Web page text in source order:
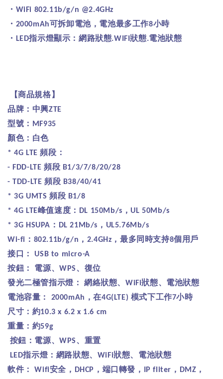
・ WiFi 802.11b/g/n @2.4GHz
・ 2000mAh可拆卸電池，電池最多工作8小時
・
LED指示燈顯示：網路狀態.WIFI狀態.電池狀態
【商品規格】
品牌：中興ZTE
型號： MF935
顏色：白色
* 4G LTE頻段：
- FDD-LTE 頻段 B1/3/7/8/20/28
- TDD-LTE 頻段 B38/40/41
* 3G UMTS 頻段 B1/8
* 4G LTE峰值速度： DL 150Mb/s ， UL 50Mb/s
* 3G HSUPA ： DL 21Mb/s ， UL5.76Mb/s
Wi-fi ： 802.11b/g/n ， 2.4GHz ，最多同時支持8個用戶
接口：
USB to micro-A
按鈕： 電源、WPS、復位
發光二極管指示燈：
網絡狀態、WiFi狀態、電池狀態
電池容量：
2000mAh ，在4G(LTE) 模式下工作7小時
尺寸：約10.3 x 6.2 x 1.6 cm
重量：約59g
按鈕：電源、WPS、重置
LED指示燈：網路狀態、 WiFi狀態、電池狀態
軟件：
Wifi安全， DHCP ，端口轉發， IP fliter ， DMZ ，